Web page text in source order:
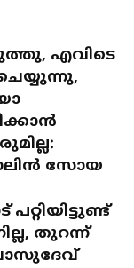
എവിടെ
സോയ
തുറന്ന്